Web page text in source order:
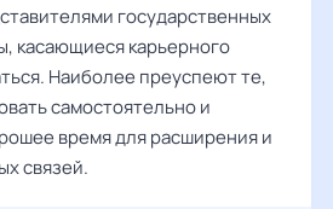
государственных
касающиеся карьерного
Наиболее преуспеют те,
самостоятельно и
время для расширения и
связей.